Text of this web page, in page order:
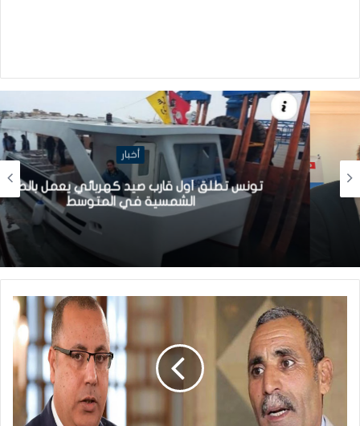
أخبار
تونس تطلق أول قارب صيد كهربائي يعمل بالطاقة
الشمسية في المتوسط